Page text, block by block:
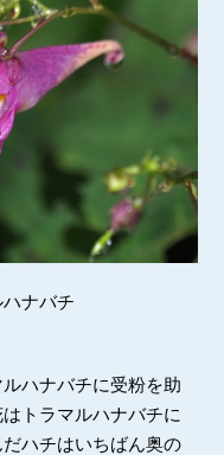
ナバチ
ハナバチに受粉を助
トラマルハナバチに
ハチはいちばん奥の